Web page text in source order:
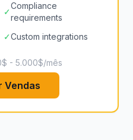
✓
Compliance
requirements
✓Custom integrations
- 5.000$/mês
Vendas